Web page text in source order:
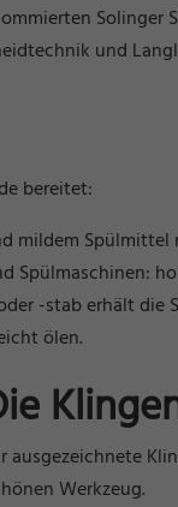
und
bereitet:
mildem
Spülmaschinen:
-stab erhält die
ölen.
Werkzeug.